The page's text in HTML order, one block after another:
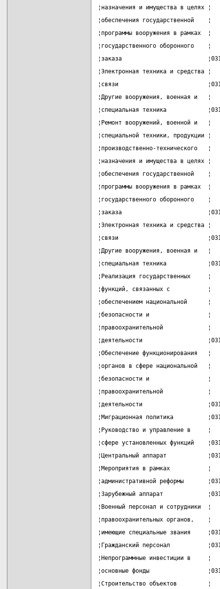
¦назначения и имущества в
¦обеспечения
¦программы вооружения в
¦государственного
¦заказа
¦Электронная техника и
¦связи
¦Другие вооружения,
¦специальная техника
¦Ремонт вооружений,
¦специальной техники,
¦производственно-
¦назначения и имущества в
¦обеспечения
¦программы вооружения в
¦государственного
¦заказа
¦Электронная техника и
¦связи
¦Другие вооружения,
¦специальная техника
¦Реализация
¦функций, связанных с
¦обеспечением
¦безопасности и
¦правоохранительной
¦деятельности
¦Обеспечение
¦органов в сфере
¦безопасности и
¦правоохранительной
¦деятельности
¦Миграционная политика
¦Руководство и управление
¦сфере установленных функций
¦Центральный аппарат
¦Мероприятия в рамках
¦административной реформы
¦Зарубежный аппарат
¦Военный персонал и
¦правоохранительных
¦имеющие специальные звания
¦Гражданский персонал
¦Непрограммные инвестиции
¦основные фонды
¦Строительство объектов